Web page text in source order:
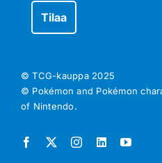
© TCG-kauppa 2025
© Pokémon and Pokémon
of Nintendo.